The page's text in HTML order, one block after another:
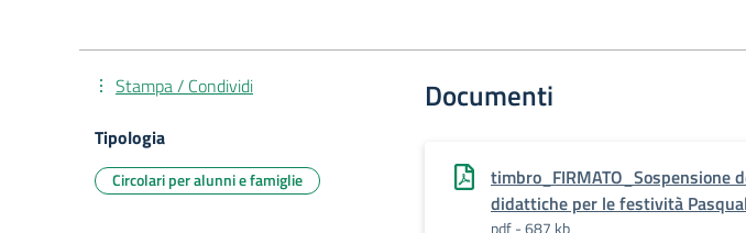
Documenti
timbro_FIRMATO_Sospensione
didattiche per le festività
pdf - 687 kb
Stampa / Condividi
Tipologia
Circolari per alunni e famiglie